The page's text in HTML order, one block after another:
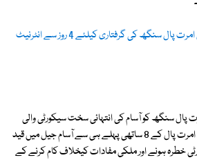
بھارتی پنجاب میں امرت پال سنگھ کی گرفتاری کیلئے 4 روز سے انٹرنیٹ
پال سنگھ کو آسام کی انتہائی سخت سیکورٹی والی
جیل میں منتقل کردیا گیا ہے۔ امرت پال کے 8 ساتھی پہلے ہی سے آسام جیل میں قید
خطرہ ہونے اور ملکی مفادات کیخلاف کام کرنے کے